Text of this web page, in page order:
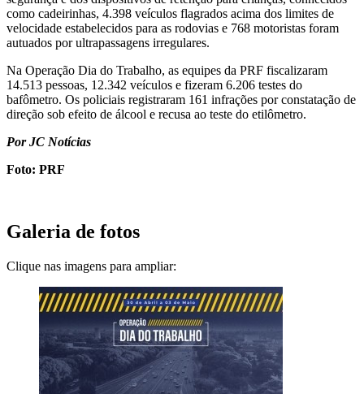
como cadeirinhas, 4.398 veículos flagrados acima dos limites de
velocidade estabelecidos para as rodovias e 768 motoristas foram
autuados por ultrapassagens irregulares.
Na Operação Dia do Trabalho, as equipes da PRF fiscalizaram
14.513 pessoas, 12.342 veículos e fizeram 6.206 testes do
bafômetro. Os policiais registraram 161 infrações por constatação de
direção sob efeito de álcool e recusa ao teste do etilômetro.
Por JC Notícias
Foto: PRF
Galeria de fotos
Clique nas imagens para ampliar: